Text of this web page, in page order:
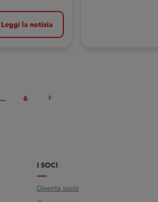
Leggi la notizia
... 6 chevron_right
I SOCI
Diventa socio